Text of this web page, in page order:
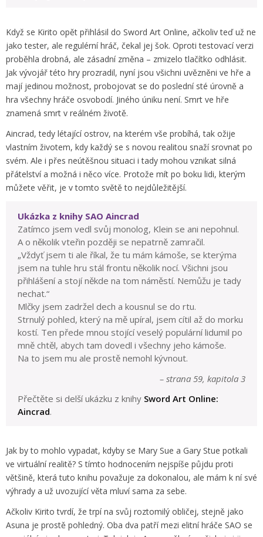
Když se Kirito opět přihlásil do Sword Art Online, ačkoliv teď už ne
jako tester, ale regulérní hráč, čekal jej šok. Oproti testovací verzi
proběhla drobná, ale zásadní změna – zmizelo tlačítko odhlásit.
Jak vývojář této hry prozradil, nyní jsou všichni uvězněni ve hře a
mají jedinou možnost, probojovat se do poslední sté úrovně a
hra všechny hráče osvobodí. Jiného úniku není. Smrt ve hře
znamená smrt v reálném životě.
Aincrad, tedy létající ostrov, na kterém vše probíhá, tak ožije
vlastním životem, kdy každý se s novou realitou snaží srovnat po
svém. Ale i přes neútěšnou situaci i tady mohou vznikat silná
přátelství a možná i něco více. Protože mít po boku lidi, kterým
můžete věřit, je v tomto světě to nejdůležitější.
Ukázka z knihy SAO Aincrad
Zatímco jsem vedl svůj monolog, Klein se ani nepohnul.
A o několik vteřin později se nepatrně zamračil.
„Vždyť jsem ti ale říkal, že tu mám kámoše, se kterýma
jsem na tuhle hru stál frontu několik nocí. Všichni jsou
přihlášení a stojí někde na tom náměstí. Nemůžu je tady
nechat.“
Mlčky jsem zadržel dech a kousnul se do rtu.
Strnulý pohled, který na mě upíral, jsem cítil až do morku
kostí. Ten přede mnou stojící veselý populární lidumil po
mně chtěl, abych tam dovedl i všechny jeho kámoše.
Na to jsem mu ale prostě nemohl kývnout.
– strana 59, kapitola 3
Přečtěte si delší ukázku z knihy Sword Art Online:
Aincrad.
Jak by to mohlo vypadat, kdyby se Mary Sue a Gary Stue potkali
ve virtuální realitě? S tímto hodnocením nejspíše půjdu proti
většině, která tuto knihu považuje za dokonalou, ale mám k ní své
výhrady a už uvozující věta mluví sama za sebe.
Ačkoliv Kirito tvrdí, že trpí na svůj roztomilý obličej, stejně jako
Asuna je prostě pohledný. Oba dva patří mezi elitní hráče SAO se